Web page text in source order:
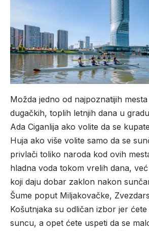
Možda jedno od najpoznatijih
dugačkih, toplih letnjih dana u
Ada Ciganlija ako volite da se
Huja ako više volite samo da se
privlači toliko naroda kod ovih
hladna voda tokom vrelih dana,
koji daju dobar zaklon nakon
Šume poput Miljakovačke,
Košutnjaka su odličan izbor jer
suncu, a opet ćete uspeti da se